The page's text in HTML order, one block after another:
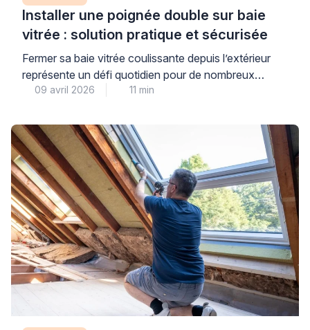
Installer une poignée double sur baie
vitrée : solution pratique et sécurisée
Fermer sa baie vitrée coulissante depuis l’extérieur
représente un défi quotidien pour de nombreux
propriétaires. Cette situation se présente
ou d’une terrasse sans laisser son logement ouvert.
La poignée double baie vitrée constitue une réponse
adaptée à cette problématique courante. Elle permet
de manœuvrer la menuiserie des deux côtés […]
09 avril 2026 11 min